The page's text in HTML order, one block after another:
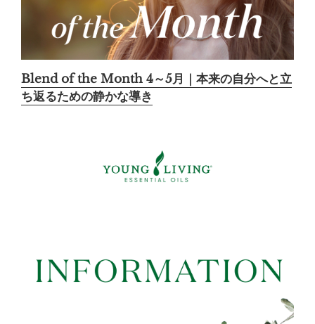
Blend of the Month 4～5月｜本来の自分へと立
ち返るための静かな導き